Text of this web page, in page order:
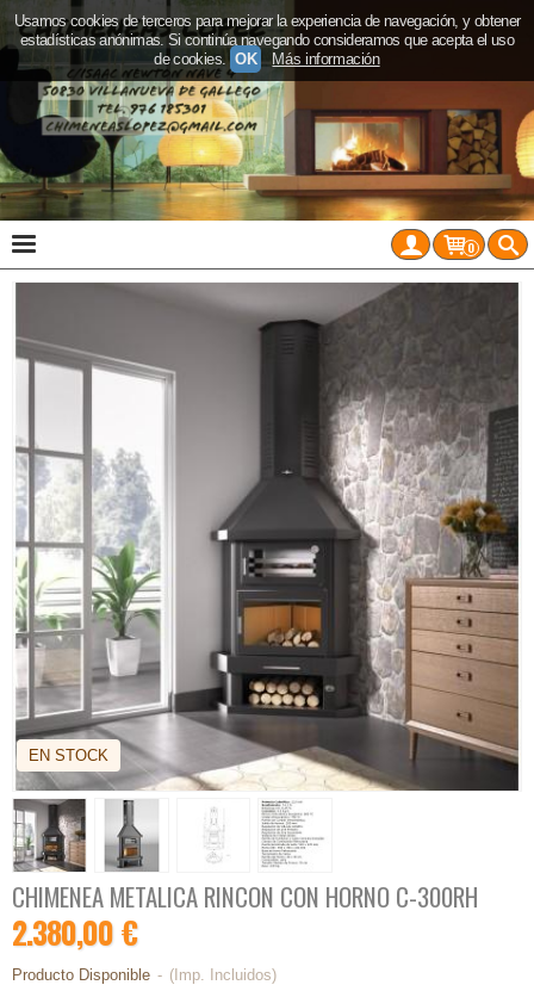
0
EN STOCK
CHIMENEA METALICA RINCON CON HORNO C-300RH
2.380,00 €
Producto Disponible - (Imp. Incluidos)
Usamos cookies de terceros para mejorar la experiencia de navegación, y obtener
estadísticas anónimas. Si continúa navegando consideramos que acepta el uso
de cookies. OK Más información